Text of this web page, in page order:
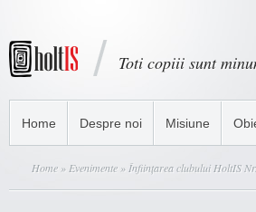
Toti copiii sunt
Home Despre noi Misiune
Home » Evenimente » Înființarea clubului HoltIS